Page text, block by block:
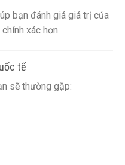
bạn đánh giá giá trị của
chính xác hơn.
tế
sẽ thường gặp: